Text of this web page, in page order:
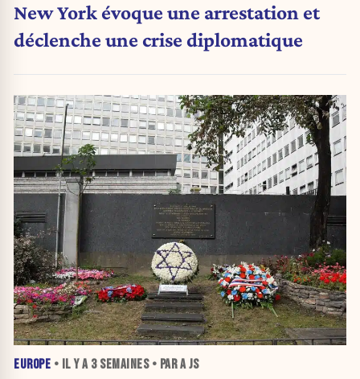
New York évoque une arrestation et
déclenche une crise diplomatique
EUROPE • IL Y A 3 SEMAINES• PAR A JS